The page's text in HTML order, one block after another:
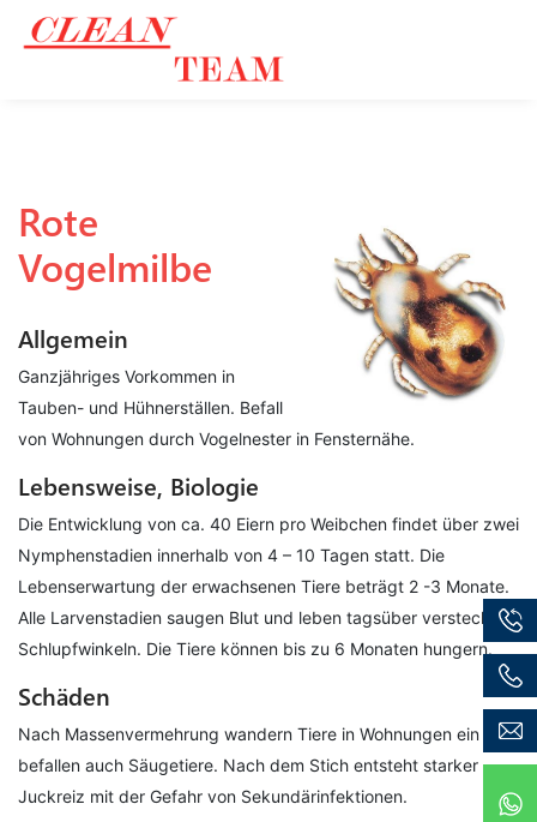
Rote
Vogelmilbe
Allgemein
Ganzjähriges Vorkommen in
Tauben- und Hühnerställen. Befall
von Wohnungen durch Vogelnester in Fensternähe.
Lebensweise, Biologie
Die Entwicklung von ca. 40 Eiern pro Weibchen findet über zwei
Nymphenstadien innerhalb von 4 – 10 Tagen statt. Die
Lebenserwartung der erwachsenen Tiere beträgt 2 -3 Monate.
Alle Larvenstadien saugen Blut und leben tagsüber versteckt in
Schlupfwinkeln. Die Tiere können bis zu 6 Monaten hungern.
Schäden
Nach Massenvermehrung wandern Tiere in Wohnungen ein und
befallen auch Säugetiere. Nach dem Stich entsteht starker
Juckreiz mit der Gefahr von Sekundärinfektionen.